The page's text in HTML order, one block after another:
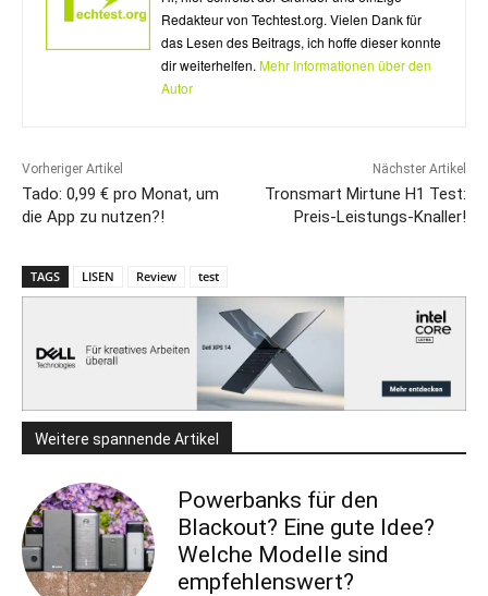
Redakteur von Techtest.org. Vielen Dank für
das Lesen des Beitrags, ich hoffe dieser konnte
dir weiterhelfen. Mehr Informationen über den
Autor
Vorheriger Artikel
Tado: 0,99 € pro Monat, um
die App zu nutzen?!
Nächster Artikel
Tronsmart Mirtune H1 Test:
Preis-Leistungs-Knaller!
TAGS LISEN Review test
Weitere spannende Artikel
Powerbanks für den
Blackout? Eine gute Idee?
Welche Modelle sind
empfehlenswert?